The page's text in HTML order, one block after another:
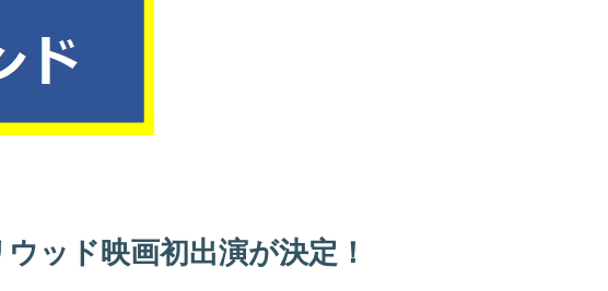
ッド映画初出演が決定！